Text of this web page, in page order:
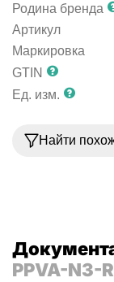
Родина бренда
Артикул
Маркировка
GTIN
Ед. изм.
Найти
PPVA-N3-